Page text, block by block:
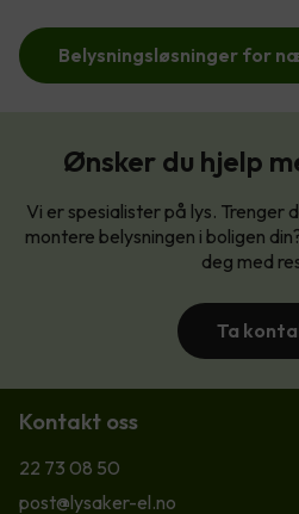
Belysningsløsninger for
Ønsker du hjelp
Vi er spesialister på lys. Trenger
montere belysningen i boligen
deg med
Ta
Kontakt oss
22 73 08 50
post@lysaker-el.no